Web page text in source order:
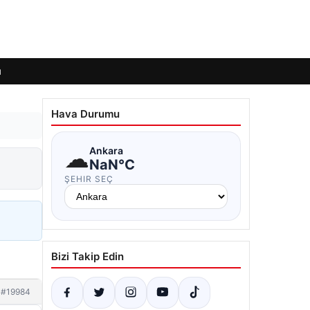
#19984
Hava Durumu
☁Ankara
NaN°C
ŞEHIR SEÇ
Bizi Takip Edin